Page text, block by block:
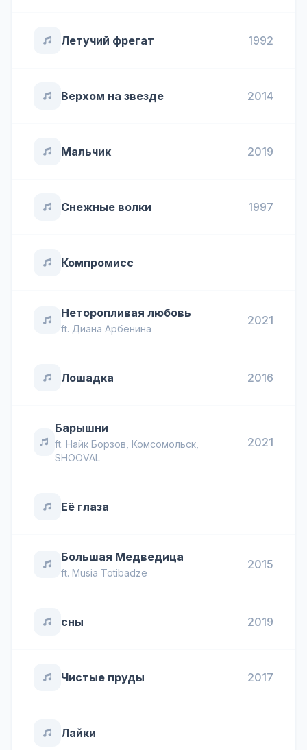
Летучий фрегат 1992
Верхом на звезде 2014
Мальчик 2019
Снежные волки 1997
Компромисс
Неторопливая любовь
ft. Диана Арбенина
2021
Лошадка 2016
Барышни
ft. Найк Борзов Комсомольск,
SHOOVAL
2021
Её глаза
Большая Медведица
ft. Musia Totibadze
2015
сны 2019
Чистые пруды 2017
Лайки